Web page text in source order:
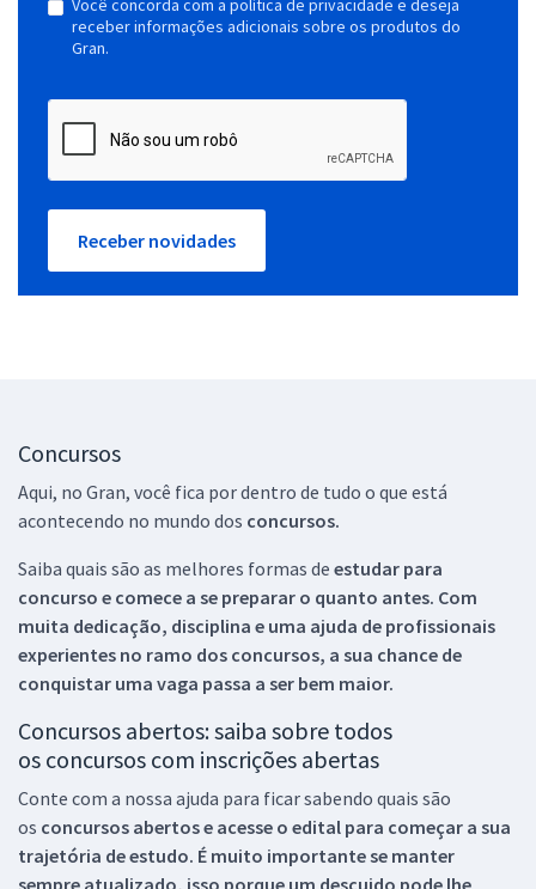
Você concorda com a política de privacidade e deseja
receber informações adicionais sobre os produtos do
Gran.
Receber novidades
Concursos
Aqui, no Gran, você fica por dentro de tudo o que está
acontecendo no mundo dos concursos.
Saiba quais são as melhores formas de estudar para
concurso e comece a se preparar o quanto antes. Com
muita dedicação, disciplina e uma ajuda de profissionais
experientes no ramo dos concursos, a sua chance de
conquistar uma vaga passa a ser bem maior.
Concursos abertos: saiba sobre todos
os concursos com inscrições abertas
Conte com a nossa ajuda para ficar sabendo quais são
os concursos abertos e acesse o edital para começar a sua
trajetória de estudo. É muito importante se manter
sempre atualizado, isso porque um descuido pode lhe